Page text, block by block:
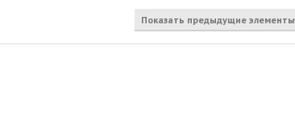
Показать предыдущие элементы